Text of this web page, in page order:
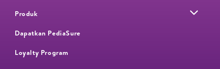
Produk
Dapatkan PediaSure
Loyalty Program​